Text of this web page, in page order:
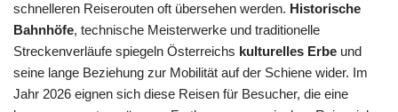
schnelleren Reiserouten oft übersehen werden. Historische
Bahnhöfe, technische Meisterwerke und traditionelle
Streckenverläufe spiegeln Österreichs kulturelles Erbe und
seine lange Beziehung zur Mobilität auf der Schiene wider. Im
Jahr 2026 eignen sich diese Reisen für Besucher, die eine